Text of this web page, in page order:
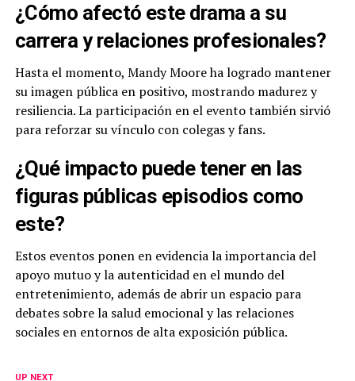
¿Cómo afectó este drama a su
carrera y relaciones profesionales?
Hasta el momento, Mandy Moore ha logrado mantener
su imagen pública en positivo, mostrando madurez y
resiliencia. La participación en el evento también sirvió
para reforzar su vínculo con colegas y fans.
¿Qué impacto puede tener en las
figuras públicas episodios como
este?
Estos eventos ponen en evidencia la importancia del
apoyo mutuo y la autenticidad en el mundo del
entretenimiento, además de abrir un espacio para
debates sobre la salud emocional y las relaciones
sociales en entornos de alta exposición pública.
UP NEXT